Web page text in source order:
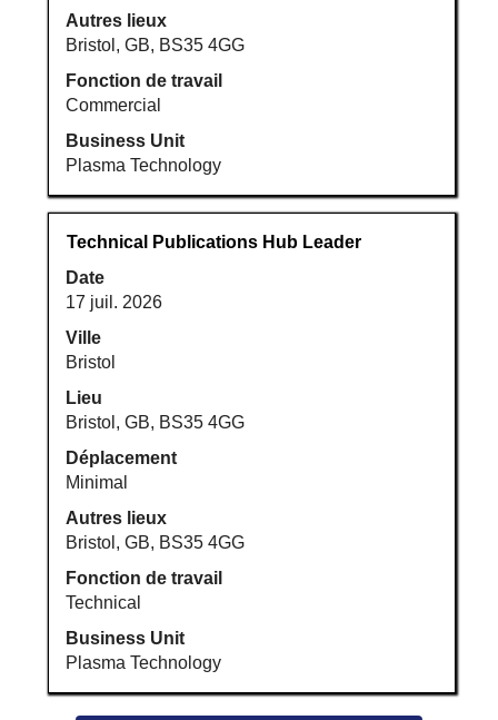
Autres lieux
Bristol, GB, BS35 4GG
Fonction de travail
Commercial
Business Unit
Plasma Technology
informations
d’emploi.
Titre
Technical Publications Hub Leader
Date
17 juil. 2026
Ville
Bristol
Lieu
Bristol, GB, BS35 4GG
Déplacement
Minimal
Autres lieux
Bristol, GB, BS35 4GG
Fonction de travail
Technical
Business Unit
Plasma Technology
Sélectionnez
avec
la
barre
d’espacement
pour
afficher
tout
contenu
des
informations
d’emploi.